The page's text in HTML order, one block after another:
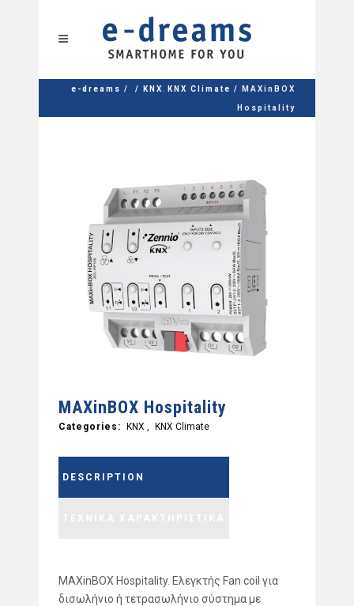
e-dreams / / KNX , KNX Climate / MAXinBOX
Hospitality
MAXinBOX Hospitality
Categories: KNX KNX Climate
DESCRIPTION
MAXinBOX Hospitality. Ελεγκτής Fan coil για
δισωλήνιο ή τετρασωλήνιο σύστημα με